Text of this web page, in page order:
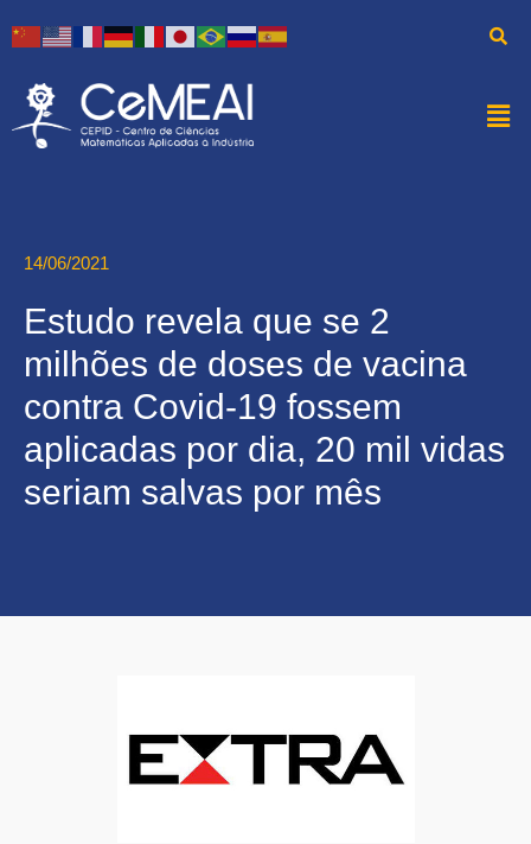
14/06/2021
Estudo revela que se 2
milhões de doses de vacina
contra Covid-19 fossem
aplicadas por dia, 20 mil vidas
seriam salvas por mês